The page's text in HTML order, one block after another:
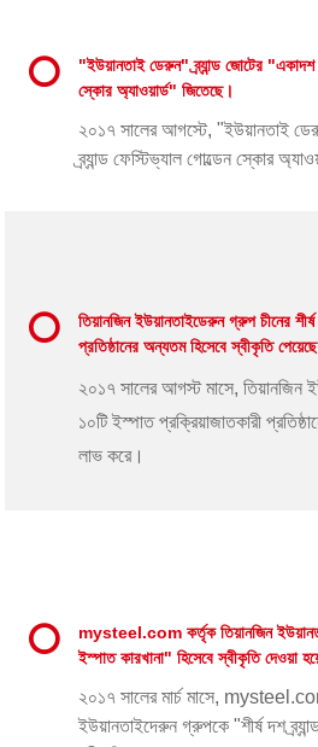
"ইউয়ানতাই ডেরুন" ব্র্যান্ড জোটের "একাদশ
স্কোর অ্যাওয়ার্ড" জিতেছে।
২০১৭ সালের আগস্টে, "ইউয়ানতাই
ব্র্যান্ড ফেস্টিভ্যাল গোল্ডেন স্কোর
তিয়ানজিন ইউয়ানতাইডেরুন গ্রুপ চীনের
প্রতিষ্ঠানের অন্যতম হিসেবে স্বীকৃতি
২০১৭ সালের আগস্ট মাসে, তিয়ানজিন
১০টি ইস্পাত প্রক্রিয়াজাতকারী
লাভ করে।
mysteel.com কর্তৃক তিয়ানজিন
ইস্পাত কারখানা" হিসেবে স্বীকৃতি দেওয়া
২০১৭ সালের মার্চ মাসে,
ইউয়ানতাইদেরুন গ্রুপকে "শীর্ষ দশ